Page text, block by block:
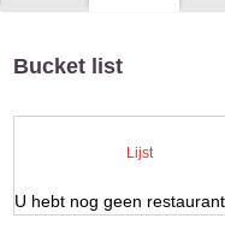
Bucket list
Lijst
U hebt nog geen